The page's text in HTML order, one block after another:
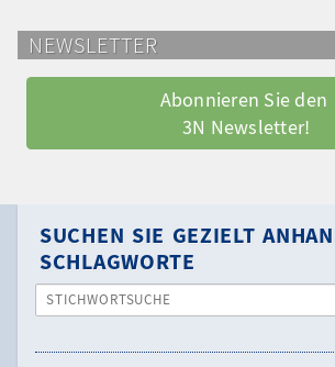
NEWSLETTER
Abonnieren Sie den
3N Newsletter!
SUCHEN SIE GEZIELT
SCHLAGWORTE
STICHWORTSUCHE